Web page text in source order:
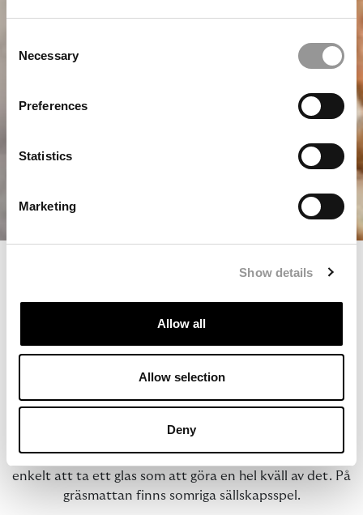
Selection
Necessary
Preferences
Statistics
Marketing
Show details
Allow all
Allow selection
Deny
Hem Restaurang Villa Långbers Verandan meny
På Verandan handlar sommaren om att slå sig ner och
Med utsikt över sjön Siljan serverar vi cocktails, lokala
smaker. Här möts soliga eftermiddagar och långa
sommarkvällar i en avslappnad miljö där det är lika
enkelt att ta ett glas som att göra en hel kväll av det. På
gräsmattan finns somriga sällskapsspel.